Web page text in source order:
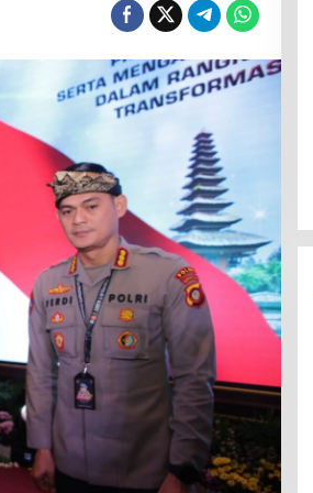
Polresta Mamuju Terapkan
Restorative Justice Kasus
Intimidasi Juru Parkir Jalan Emmy
Saelan